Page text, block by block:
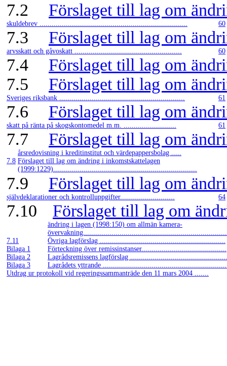
7.2 Förslaget till lag om
skuldebrev ......................................................................... 60
7.3 Förslaget till lag om
arvsskatt och gåvoskatt ..................................................... 60
7.4
Förslaget till lag om
7.5
Förslaget till lag om
Sveriges riksbank .............................................................. 61
7.6 Förslaget till lag om
skatt på ränta på skogskontomedel m.m. .......................... 61
7.7 Förslaget till lag om
årsredovisning i kreditinstitut och värdepappersbolag .....
7.8 Förslaget till lag om ändring i inkomstskattelagen
(1999:1229).......................................................................
7.9 Förslaget till lag om
självdeklarationer och kontrolluppgifter........................... 64
7.10 Förslaget till lag om
ändring i lagen (1998:150) om allmän kamera-
övervakning.......................................................................
7.11
Övriga lagförslag ..............................................................
Bilaga 1
Förteckning över remissinstanser..........................................
Bilaga 2
Lagrådsremissens lagförslag
Bilaga 3
Lagrådets yttrande
Utdrag ur protokoll vid regeringssammanträde den 11 mars 2004 .......